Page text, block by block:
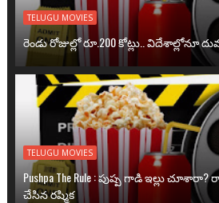
TELUGU MOVIES
రెండు రోజుల్లో రూ.200 కోట్లు.. విదేశాల్లోనూ
TELUGU MOVIES
Pushpa The Rule : పుష్ప గాడి ఇల్లు
చేసిన రష్మిక